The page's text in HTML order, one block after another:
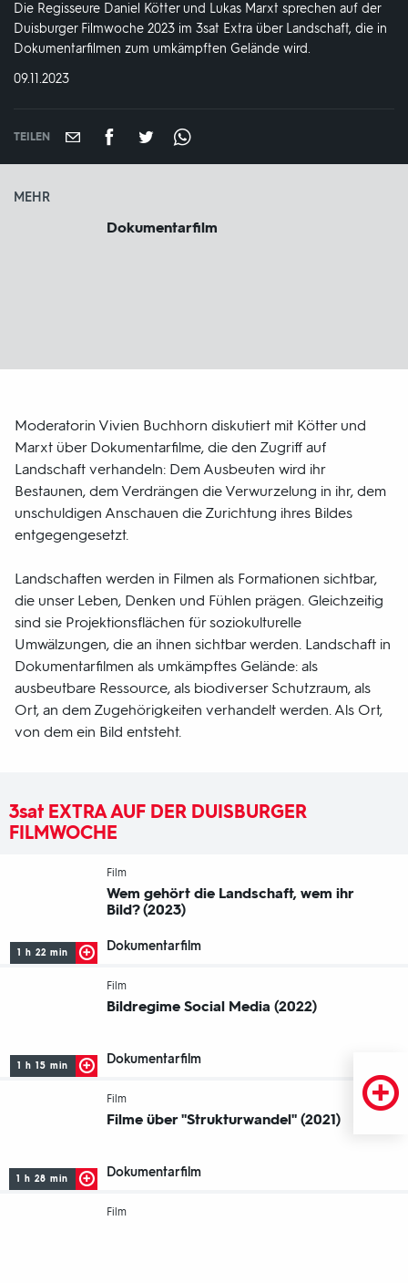
Die Regisseure Daniel Kötter und Lukas Marxt sprechen auf der
Duisburger Filmwoche 2023 im 3sat Extra über Landschaft, die in
Dokumentarfilmen zum umkämpften Gelände wird.
DATUM:
09.11.2023
TEILEN
MEHR
Dokumentarfilm
Moderatorin Vivien Buchhorn diskutiert mit Kötter und
Marxt über Dokumentarfilme, die den Zugriff auf
Landschaft verhandeln: Dem Ausbeuten wird ihr
Bestaunen, dem Verdrängen die Verwurzelung in ihr, dem
unschuldigen Anschauen die Zurichtung ihres Bildes
entgegengesetzt.
Landschaften werden in Filmen als Formationen sichtbar,
die unser Leben, Denken und Fühlen prägen. Gleichzeitig
sind sie Projektionsflächen für soziokulturelle
Umwälzungen, die an ihnen sichtbar werden. Landschaft in
Dokumentarfilmen als umkämpftes Gelände: als
ausbeutbare Ressource, als biodiverser Schutzraum, als
Ort, an dem Zugehörigkeiten verhandelt werden. Als Ort,
von dem ein Bild entsteht.
3sat EXTRA AUF DER DUISBURGER
FILMWOCHE
Film-
Wem gehört die Landschaft, wem ihr
Bild? (2023)
Dokumentarfilm
1 h 22 min
Film-
Bildregime Social Media (2022)
Dokumentarfilm
1 h 15 min
Film-
Filme über "Strukturwandel" (2021)
Dokumentarfilm
1 h 28 min
Film-